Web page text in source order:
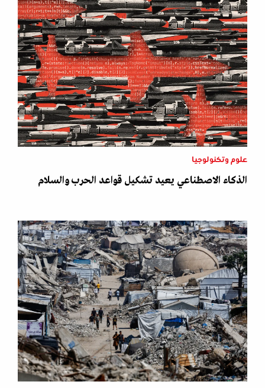
علوم وتكنولوجيا
الذكاء الاصطناعي يعيد تشكيل قواعد الحرب والسلام